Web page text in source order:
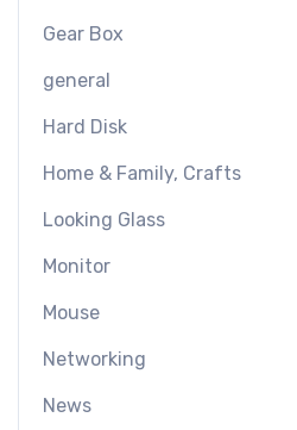
Gear Box
general
Hard Disk
Home & Family, Crafts
Looking Glass
Monitor
Mouse
Networking
News